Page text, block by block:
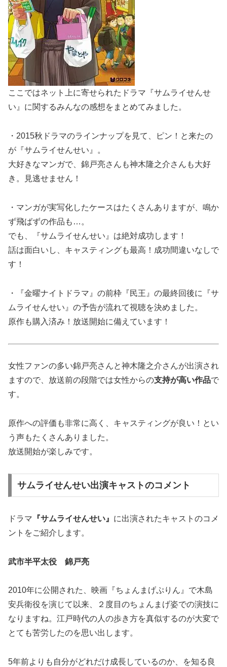
ここではネット上に寄せられたドラマ『サムライせんせ
い』に関するみんなの感想をまとめてみました。
・2015秋ドラマのラインナップを見て、ピン！と来たの
が『サムライせんせい』。
大好きなマンガで、錦戸亮さんも神木隆之介さんも大好
き。見逃せません！
・マンガが実写化したケースはたくさんありますが、鳴か
ず飛ばずの作品も…。
でも、『サムライせんせい』は絶対成功します！
話は面白いし、キャスティングも最高！成功間違いなしで
す！
・『金曜ナイトドラマ』の前枠『民王』の最終回後に『サ
ムライせんせい』の予告が流れて視聴を決めました。
原作も購入済み！放送開始に備えています！
女性ファンの多い錦戸亮さんと神木隆之介さんが出演され
ますので、放送前の段階では女性からの支持が高い作品で
す。
原作への評価も非常に高く、キャスティングが良い！とい
う声もたくさんありました。
放送開始が楽しみです。
サムライせんせい出演キャストのコメント
ドラマ 『サムライせんせい』 に出演されたキャストのコメ
ントをご紹介します。
武市半平太役 錦戸亮
2010年に公開された、映画『ちょんまげぷりん』で木島
安兵衛役を演じて以来、２度目のちょんまげ姿での演技に
なりますね。江戸時代の人の歩き方を真似するのが大変で
とても苦労したのを思い出します。
5年前よりも自分がどれだけ成長しているのか、を知る良